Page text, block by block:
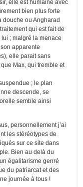
elle est humaine avec
bien plus forte
douche ou Angharad
qui est fait de
; malgré la menace
apparente
elle parait sans
Max, qui tremble et
; le plan
descende, se
semble ainsi
personnellement j’ai
les stéréotypes de
sur ce site dans
Bien au delà du
égalitarisme genré
du patriarcat et des
journée à tous !